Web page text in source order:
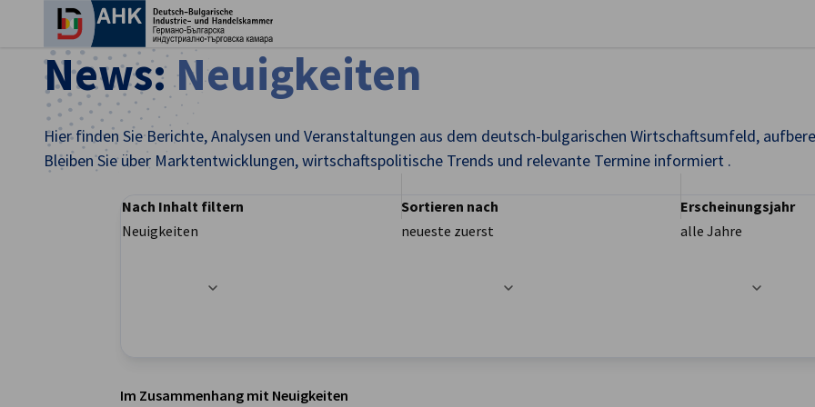
News:Neuigkeiten
Hier finden Sie Berichte, Analysen und Veranstaltungen aus dem deutsch-bulgarischen Wirtschaftsumfeld,
Bleiben Sie über Marktentwicklungen, wirtschaftspolitische Trends und relevante Termine informiert .
Filteroptionen wurden erfolgreich aktualisiert
Nach Inhalt filtern
Neuigkeiten
Sortieren nach
neueste zuerst
Erscheinungsjahr
alle Jahre
Im Zusammenhang mit Neuigkeiten